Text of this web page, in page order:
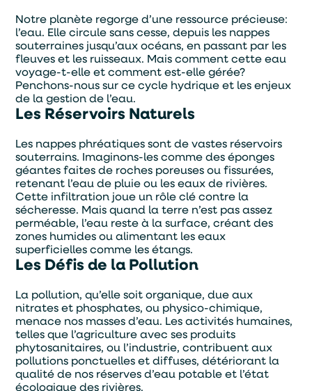
Je souhaite être contacter par :
Alternative:
Notre planète regorge d’une ressource précieuse:
l’eau. Elle circule sans cesse, depuis les nappes
souterraines jusqu’aux océans, en passant par les
fleuves et les ruisseaux. Mais comment cette eau
voyage-t-elle et comment est-elle gérée?
Penchons-nous sur ce cycle hydrique et les enjeux
de la gestion de l’eau.
Les Réservoirs Naturels
Les nappes phréatiques sont de vastes réservoirs
souterrains. Imaginons-les comme des éponges
géantes faites de roches poreuses ou fissurées,
retenant l’eau de pluie ou les eaux de rivières.
Cette infiltration joue un rôle clé contre la
sécheresse. Mais quand la terre n’est pas assez
perméable, l’eau reste à la surface, créant des
zones humides ou alimentant les eaux
superficielles comme les étangs.
Les Défis de la Pollution
La pollution, qu’elle soit organique, due aux
nitrates et phosphates, ou physico-chimique,
menace nos masses d’eau. Les activités humaines,
telles que l’agriculture avec ses produits
phytosanitaires, ou l’industrie, contribuent aux
pollutions ponctuelles et diffuses, détériorant la
qualité de nos réserves d’eau potable et l’état
écologique des rivières.